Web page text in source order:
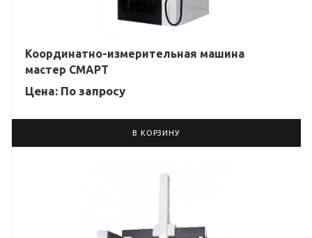
Координатно-измерительная машина
мастер СМАРТ
Цена: По запросу
В КОРЗИНУ